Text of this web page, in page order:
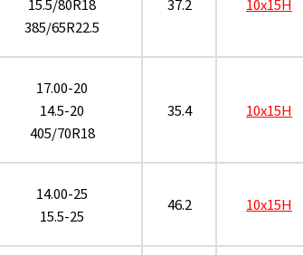
15.5/80R18
385/65R22.5
37.2 10x15H
17.00-20
14.5-20
405/70R18
35.4 10x15H
14.00-25
15.5-25
46.2 10x15H